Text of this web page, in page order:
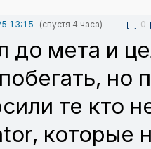
13:15 (спустя 4 часа) [-] 0
до мета и
но
те кто
которые